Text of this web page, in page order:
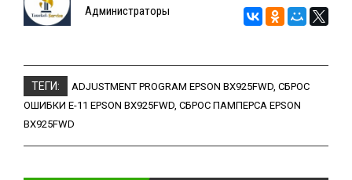
Администраторы
ТЕГИ: ADJUSTMENT PROGRAM EPSON BX925FWD, СБРОС
ОШИБКИ E-11 EPSON BX925FWD, СБРОС ПАМПЕРСА EPSON
BX925FWD